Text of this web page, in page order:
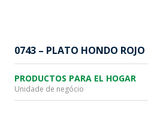
0743 – PLATO HONDO ROJO
PRODUCTOS PARA EL HOGAR
Unidade de negócio